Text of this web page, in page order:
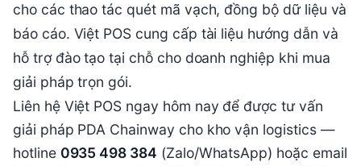
cho các thao tác quét mã vạch, đồng bộ dữ liệu và
báo cáo. Việt POS cung cấp tài liệu hướng dẫn và
hỗ trợ đào tạo tại chỗ cho doanh nghiệp khi mua
giải pháp trọn gói.
Liên hệ Việt POS ngay hôm nay để được tư vấn
giải pháp PDA Chainway cho kho vận logistics —
hotline 0935 498 384 (Zalo/WhatsApp) hoặc email